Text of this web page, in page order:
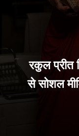
रकुल प्रीत
से सोशल